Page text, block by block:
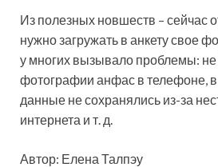
Из полезных новшеств – сейчас
нужно загружать в анкету свое
у многих вызывало проблемы:
фотографии анфас в телефоне, в
данные не сохранялись из-за
интернета и т. д.
Автор: Елена Талпэу